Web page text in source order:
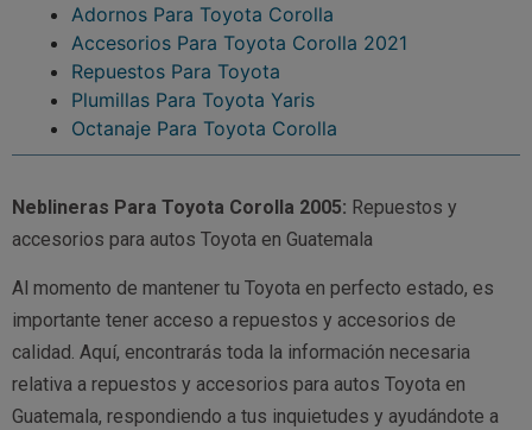
Adornos Para Toyota Corolla
Accesorios Para Toyota Corolla 2021
Repuestos Para Toyota
Plumillas Para Toyota Yaris
Octanaje Para Toyota Corolla
Neblineras Para Toyota Corolla 2005: Repuestos y
accesorios para autos Toyota en Guatemala
Al momento de mantener tu Toyota en perfecto estado, es
importante tener acceso a repuestos y accesorios de
calidad. Aquí, encontrarás toda la información necesaria
relativa a repuestos y accesorios para autos Toyota en
Guatemala, respondiendo a tus inquietudes y ayudándote a